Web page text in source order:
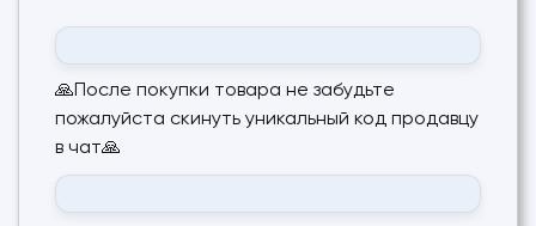
🙏После покупки товара не забудьте
пожалуйста скинуть уникальный код продавцу
в чат🙏